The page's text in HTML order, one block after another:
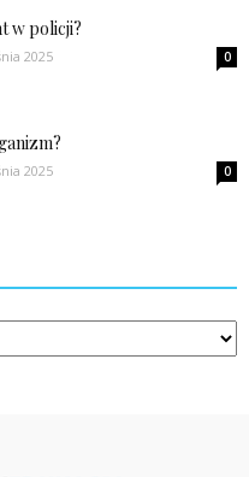
w policji?
2025 0
2025 0